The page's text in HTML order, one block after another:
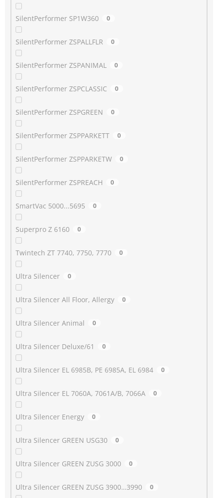
SilentPerformer SP1W360 0
SilentPerformer ZSPALLFLR 0
SilentPerformer ZSPANIMAL 0
SilentPerformer ZSPCLASSIC 0
SilentPerformer ZSPGREEN 0
SilentPerformer ZSPPARKETT 0
SilentPerformer ZSPPARKETW 0
SilentPerformer ZSPREACH 0
SmartVac 5000...5695 0
Superpro Z 6160 0
Twintech ZT 7740, 7750, 7770 0
Ultra Silencer 0
Ultra Silencer All Floor, Allergy 0
Ultra Silencer Animal 0
Ultra Silencer Deluxe/61 0
Ultra Silencer EL 6985B, PE 6985A, EL 6984 0
Ultra Silencer EL 7060A, 7061A/B, 7066A 0
Ultra Silencer Energy 0
Ultra Silencer GREEN USG30 0
Ultra Silencer GREEN ZUSG 3000 0
Ultra Silencer GREEN ZUSG 3900…3990 0